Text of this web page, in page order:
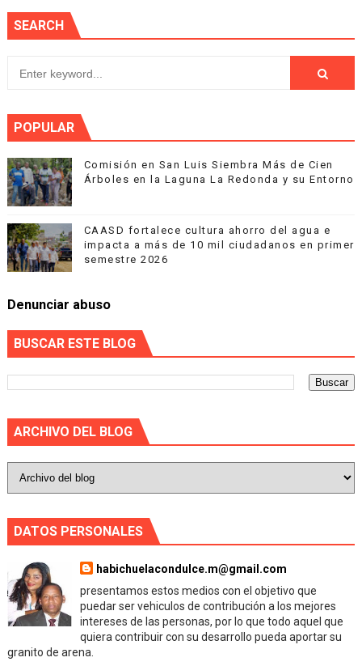
SEARCH
POPULAR
Comisión en San Luis Siembra Más de Cien
Árboles en la Laguna La Redonda y su Entorno
CAASD fortalece cultura ahorro del agua e
impacta a más de 10 mil ciudadanos en primer
semestre 2026
Denunciar abuso
BUSCAR ESTE BLOG
ARCHIVO DEL BLOG
DATOS PERSONALES
habichuelacondulce.m@gmail.com
presentamos estos medios con el objetivo que
puedar ser vehiculos de contribución a los mejores
intereses de las personas, por lo que todo aquel que
quiera contribuir con su desarrollo pueda aportar su
granito de arena.